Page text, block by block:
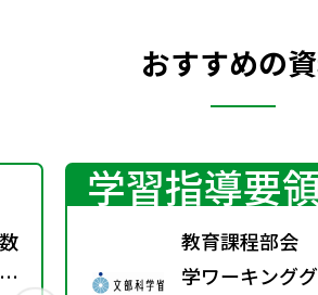
おすすめの
学習指導要
教育課程部会
学ワーキング